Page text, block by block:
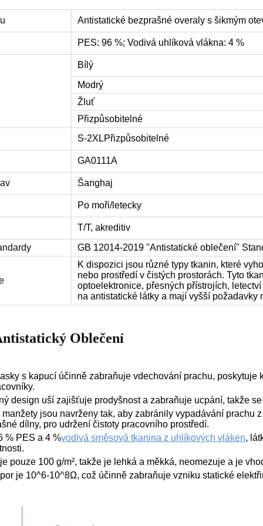
Antistatické bezprašné overaly s šikmým
PES: 96 %; Vodivá uhlíková vlákna: 4 %
Bílý
Modrý
Žluť
Přizpůsobitelné
S-2XLPřizpůsobitelné
GA0111A
Šanghaj
Po moři/letecky
T/T, akreditiv
GB 12014-2019 "Antistatické oblečení"
K dispozici jsou různé typy tkanin, které
nebo prostředí v čistých prostorách. Tyto
optoelektronice, přesných přístrojích,
na antistatické látky a mají vyšší požadavky
Oblečení
s kapucí účinně zabraňuje vdechování prachu,
design uší zajišťuje prodyšnost a zabraňuje ucpání, takže
manžety jsou navrženy tak, aby zabránily vypadávání prachu
dílny, pro udržení čistoty pracovního prostředí.
% PES a 4 %vodivá směsová tkanina z uhlíkových vláken,
pouze 100 g/m², takže je lehká a měkká, neomezuje a je
je 10^6-10^8Ω, což účinně zabraňuje vzniku statické